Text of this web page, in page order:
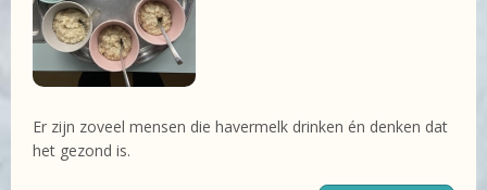
Er zijn zoveel mensen die havermelk drinken én denken dat
het gezond is.